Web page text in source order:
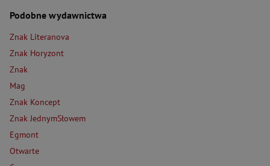
Podobne wydawnictwa
Znak Literanova
Znak Horyzont
Znak
Mag
Znak Koncept
Znak JednymSłowem
Egmont
Otwarte